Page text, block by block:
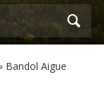
Bandol Aigue